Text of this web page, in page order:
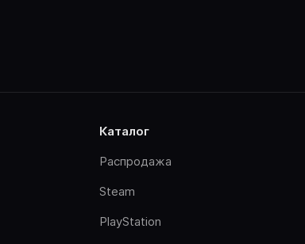
каталог
Распродажа
Steam
PlayStation